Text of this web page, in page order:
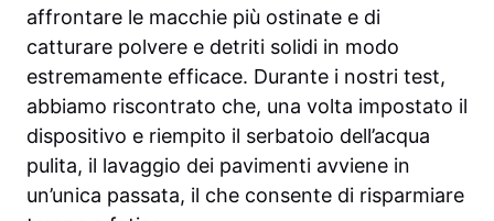
affrontare le macchie più ostinate e di
catturare polvere e detriti solidi in modo
estremamente efficace. Durante i nostri test,
abbiamo riscontrato che, una volta impostato il
dispositivo e riempito il serbatoio dell’acqua
pulita, il lavaggio dei pavimenti avviene in
un’unica passata, il che consente di risparmiare